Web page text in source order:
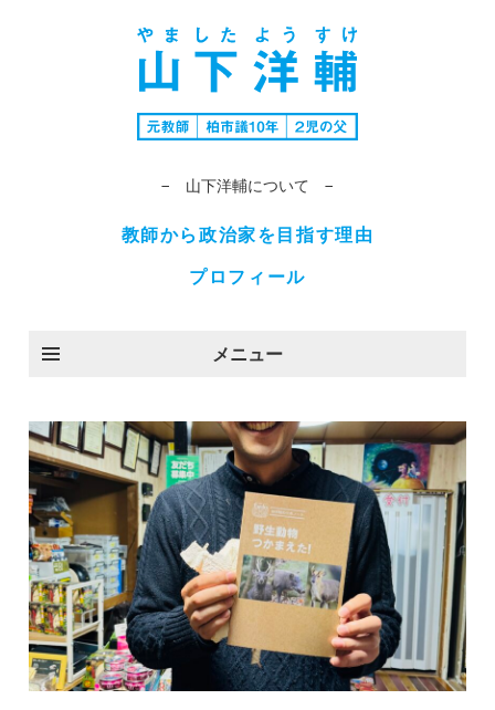
− 山下洋輔について −
教師から政治家を目指す理由
プロフィール
メニュー